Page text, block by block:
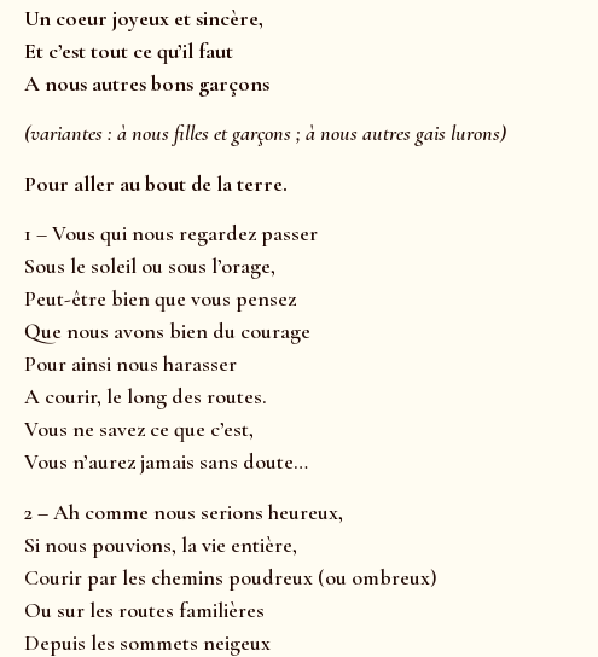
Un coeur joyeux et sincère,
Et c’est tout ce qu’il faut
A nous autres bons garçons
(variantes : à nous filles et garçons ; à nous autres gais lurons)
Pour aller au bout de la terre.
1 – Vous qui nous regardez passer
Sous le soleil ou sous l’orage,
Peut-être bien que vous pensez
Que nous avons bien du courage
Pour ainsi nous harasser
A courir, le long des routes.
Vous ne savez ce que c’est,
Vous n’aurez jamais sans doute…
2 – Ah comme nous serions heureux,
Si nous pouvions, la vie entière,
Courir par les chemins poudreux (ou ombreux)
Ou sur les routes familières
Depuis les sommets neigeux